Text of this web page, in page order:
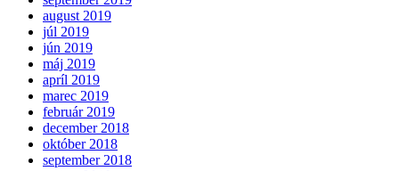
august 2019
júl 2019
jún 2019
máj 2019
apríl 2019
marec 2019
február 2019
december 2018
október 2018
september 2018